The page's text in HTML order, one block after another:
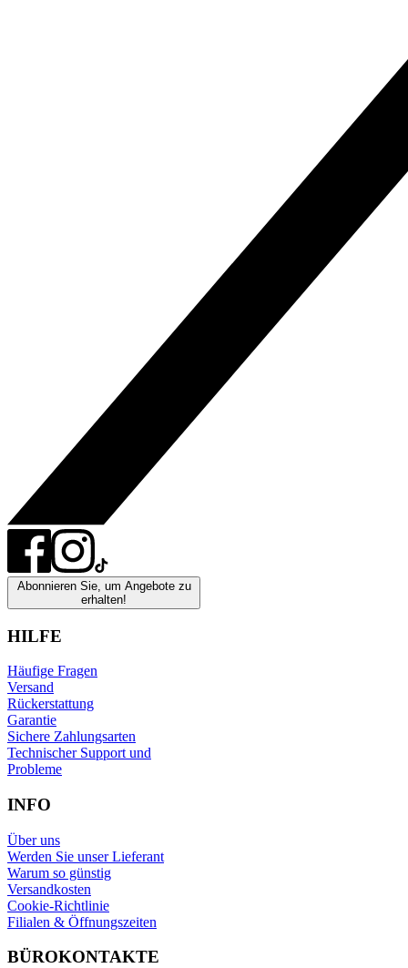
Abonnieren Sie, um Angebote zu
erhalten!
HILFE
Häufige Fragen
Versand
Rückerstattung
Garantie
Sichere Zahlungsarten
Technischer Support und
Probleme
INFO
Über uns
Werden Sie unser Lieferant
Warum so günstig
Versandkosten
Cookie-Richtlinie
Filialen & Öffnungszeiten
BÜROKONTAKTE